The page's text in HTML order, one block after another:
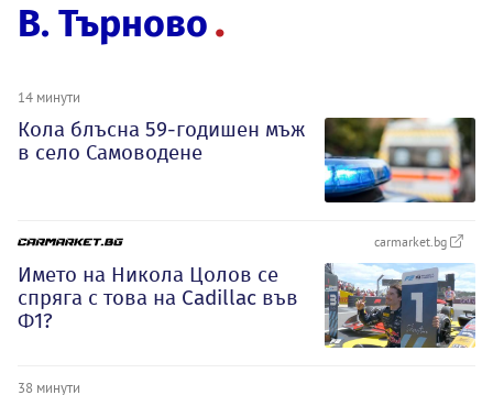
В. Търново
14 минути
Кола блъсна 59-годишен мъж
в село Самоводене
carmarket.bg
Името на Никола Цолов се
спряга с това на Cadillac във
Ф1?
38 минути